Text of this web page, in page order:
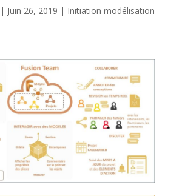
| Juin 26, 2019 | Initiation modélisation